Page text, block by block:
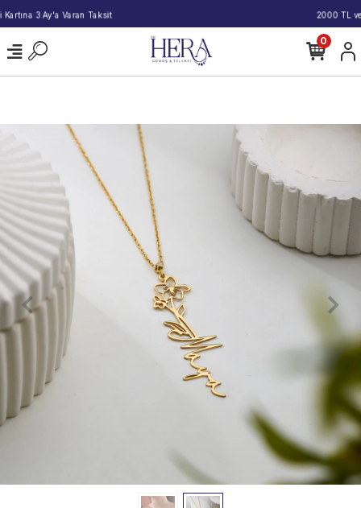
2000 TL ve Üzeri Alışverişlerde Kargo Bedava!
0